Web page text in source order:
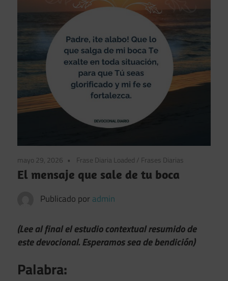
mayo 29, 2026 Frase Diaria Loaded / Frases Diarias
El mensaje que sale de tu boca
Publicado por admin
(Lee al final el estudio contextual resumido de
este devocional. Esperamos sea de bendición)
Palabra: